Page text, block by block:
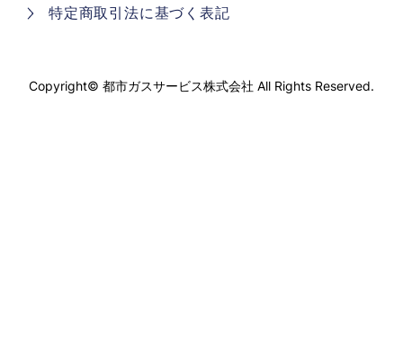
Copyright© 都市ガスサービス株式会社 All Rights Reserved.
特定商取引法に基づく表記